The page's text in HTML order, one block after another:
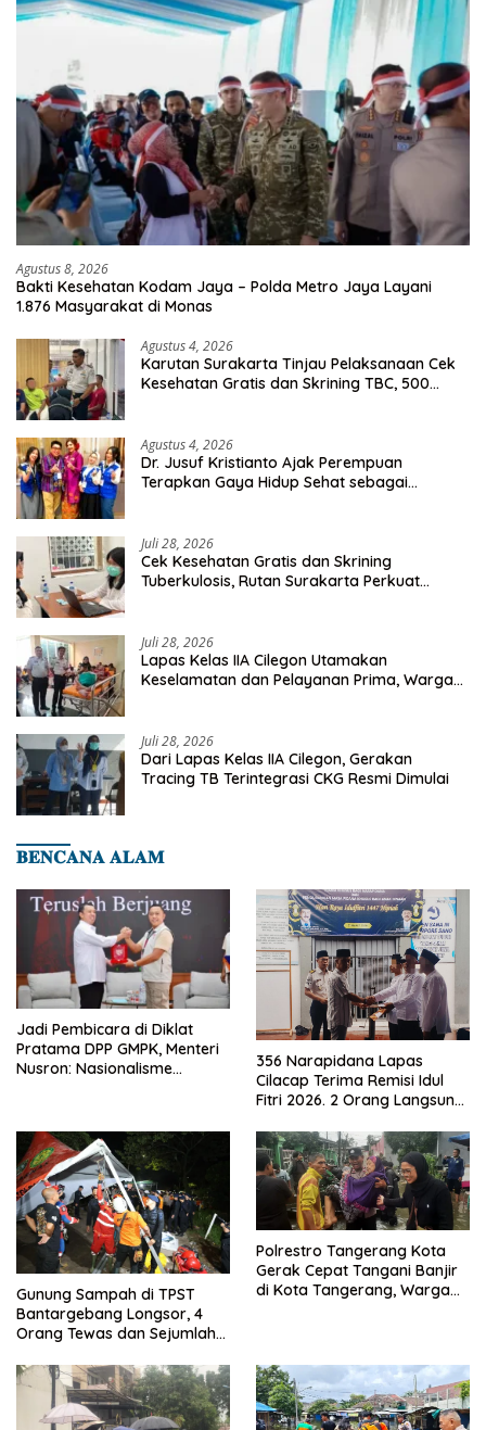
Agustus 8, 2026
Bakti Kesehatan Kodam Jaya – Polda Metro Jaya Layani
1.876 Masyarakat di Monas
Agustus 4, 2026
Karutan Surakarta Tinjau Pelaksanaan Cek
Kesehatan Gratis dan Skrining TBC, 500
Agustus 4, 2026
Dr. Jusuf Kristianto Ajak Perempuan
Terapkan Gaya Hidup Sehat sebagai
Juli 28, 2026
Cek Kesehatan Gratis dan Skrining
Tuberkulosis, Rutan Surakarta Perkuat
Juli 28, 2026
Lapas Kelas IIA Cilegon Utamakan
Keselamatan dan Pelayanan Prima, Warga
Juli 28, 2026
Dari Lapas Kelas IIA Cilegon, Gerakan
Tracing TB Terintegrasi CKG Resmi Dimulai
𝐁𝐄𝐍𝐂𝐀𝐍𝐀 𝐀𝐋𝐀𝐌
Jadi Pembicara di Diklat
Pratama DPP GMPK, Menteri
Nusron: Nasionalisme
356 Narapidana Lapas
Cilacap Terima Remisi Idul
Fitri 2026. 2 Orang Langsung
Gunung Sampah di TPST
Bantargebang Longsor, 4
Orang Tewas dan Sejumlah
Polrestro Tangerang Kota
Gerak Cepat Tangani Banjir
di Kota Tangerang, Warga